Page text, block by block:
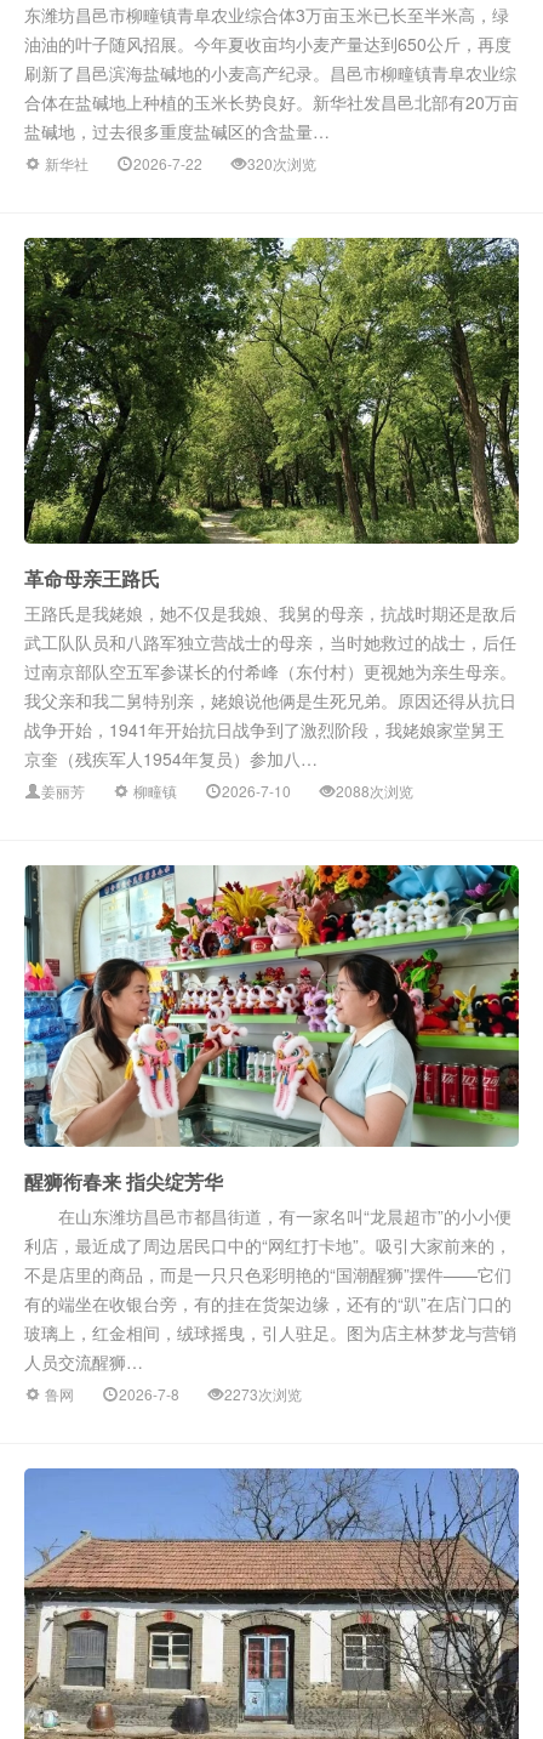
东潍坊昌邑市柳疃镇青阜农业综合体3万亩玉米已长至半米高，绿
油油的叶子随风招展。今年夏收亩均小麦产量达到650公斤，再度
刷新了昌邑滨海盐碱地的小麦高产纪录。昌邑市柳疃镇青阜农业综
合体在盐碱地上种植的玉米长势良好。新华社发昌邑北部有20万亩
盐碱地，过去很多重度盐碱区的含盐量…
新华社 2026-7-22 320次浏览
革命母亲王路氏
王路氏是我姥娘，她不仅是我娘、我舅的母亲，抗战时期还是敌后
武工队队员和八路军独立营战士的母亲，当时她救过的战士，后任
过南京部队空五军参谋长的付希峰（东付村）更视她为亲生母亲。
我父亲和我二舅特别亲，姥娘说他俩是生死兄弟。原因还得从抗日
战争开始，1941年开始抗日战争到了激烈阶段，我姥娘家堂舅王
京奎（残疾军人1954年复员）参加八…
姜丽芳 柳疃镇 2026-7-10 2088次浏览
醒狮衔春来 指尖绽芳华
在山东潍坊昌邑市都昌街道，有一家名叫“龙晨超市”的小小便
利店，最近成了周边居民口中的“网红打卡地”。吸引大家前来的，
不是店里的商品，而是一只只色彩明艳的“国潮醒狮”摆件——它们
有的端坐在收银台旁，有的挂在货架边缘，还有的“趴”在店门口的
玻璃上，红金相间，绒球摇曳，引人驻足。图为店主林梦龙与营销
人员交流醒狮…
鲁网 2026-7-8 2273次浏览